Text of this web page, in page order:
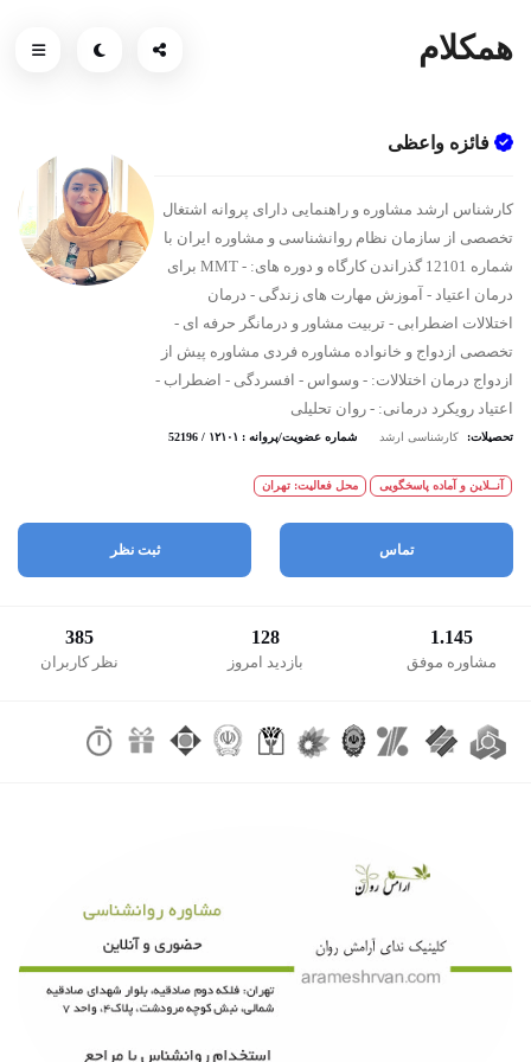
همکلام
فائزه واعظی
کارشناس ارشد مشاوره‌ و راهنمایی دارای پروانه اشتغال
تخصصی از سازمان نظام روانشناسی و مشاوره ایران با
شماره 12101 گذراندن کارگاه و دوره های: - MMT برای
درمان اعتیاد - آموزش مهارت های زندگی - درمان
اختلالات اضطرابی - تربیت مشاور و‌ درمانگر حرفه ای -
تخصصی ازدواج و خانواده مشاوره فردی مشاوره پیش از
ازدواج درمان اختلالات: - وسواس - افسردگی - اضطراب -
اعتیاد رویکرد درمانی: - روان تحلیلی
تحصیلات: کارشناسی ارشد شماره عضویت/پروانه : ۱۲۱۰۱ / 52196
آنــلاین و آماده پاسخگویی محل فعالیت: تهران
تماس ثبت نظر
1.145
مشاوره موفق
128
بازدید امروز
385
نظر کاربران